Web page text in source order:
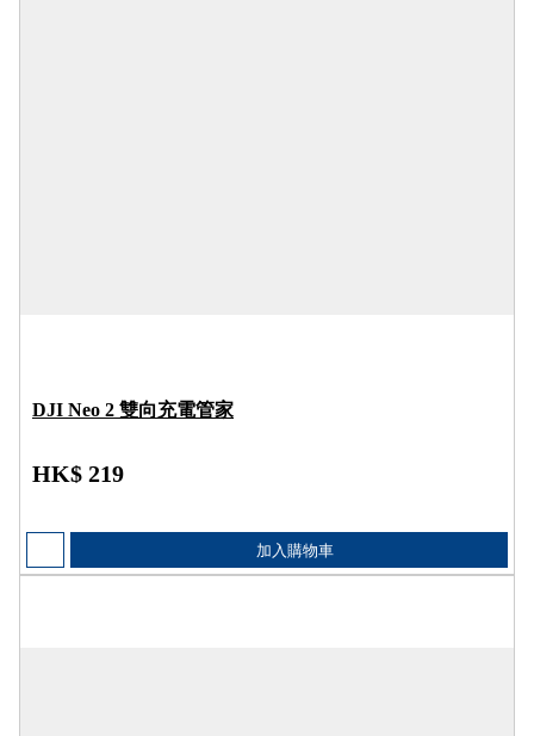
DJI Neo 2 雙向充電管家
HK$ 219
加入購物車